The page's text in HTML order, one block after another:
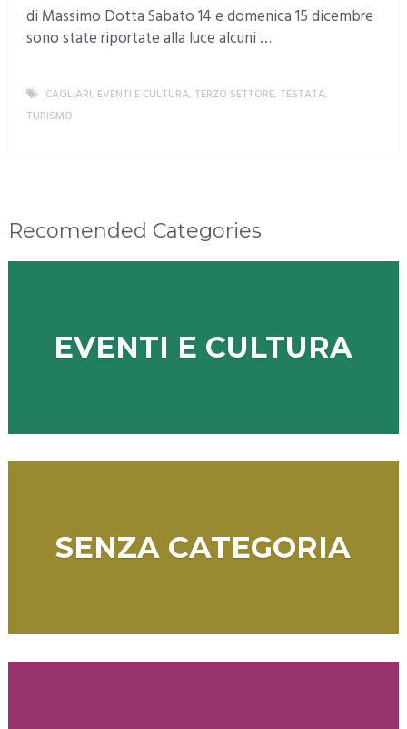
di Massimo Dotta Sabato 14 e domenica 15 dicembre
sono state riportate alla luce alcuni …
CAGLIARI, EVENTI E CULTURA, TERZO SETTORE, TESTATA,
TURISMO
Recomended Categories
EVENTI E CULTURA
SENZA CATEGORIA